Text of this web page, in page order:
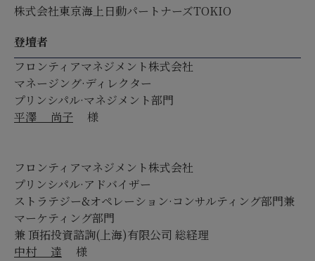
株式会社東京海上日動パートナーズTOKIO
登壇者
フロンティアマネジメント株式会社
マネージング·ディレクター
プリンシパル·マネジメント部門
平澤 尚子 様
フロンティアマネジメント株式会社
プリンシパル·アドバイザー
ストラテジー&オペレーション·コンサルティング部門兼
マーケティング部門
兼 頂拓投資諮詢(上海)有限公司 総経理
中村 達 様